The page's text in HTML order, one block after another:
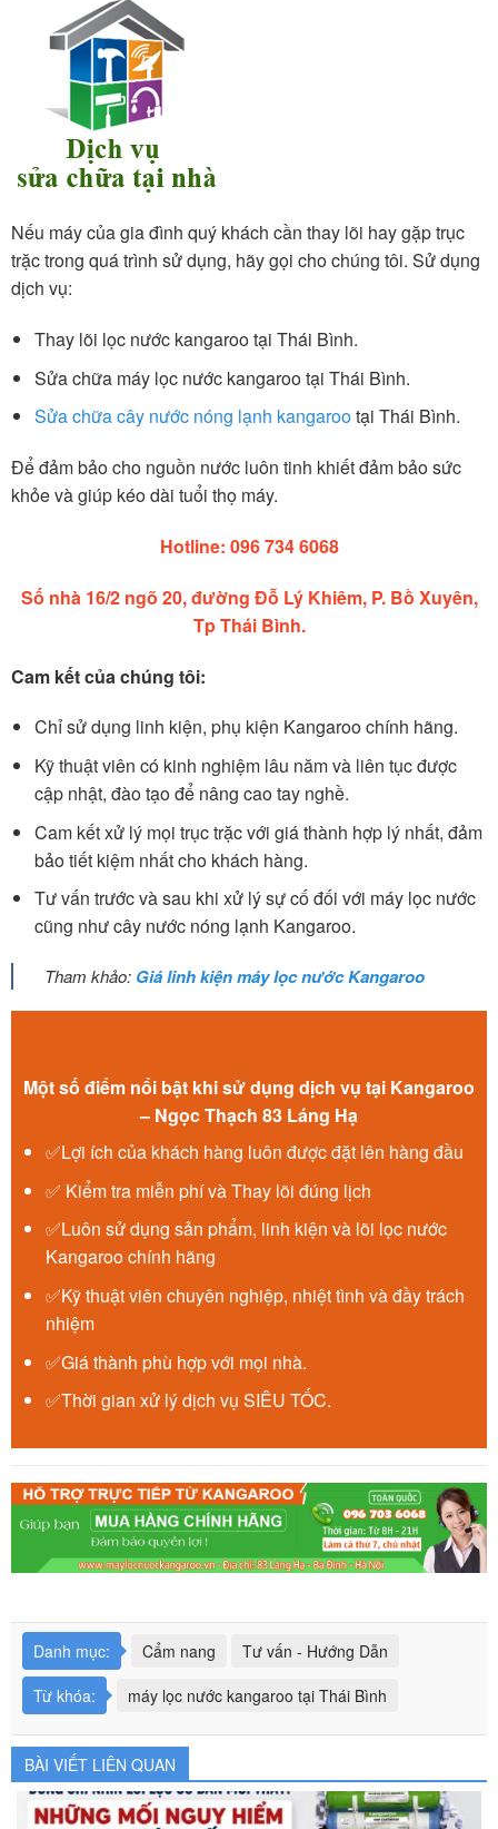
Nếu máy của gia đình quý khách cần thay lõi hay gặp trục
trặc trong quá trình sử dụng, hãy gọi cho chúng tôi. Sử dụng
dịch vụ:
Thay lõi lọc nước kangaroo tại Thái Bình.
Sửa chữa máy lọc nước kangaroo tại Thái Bình.
Sửa chữa cây nước nóng lạnh kangarootại Thái Bình.
Để đảm bảo cho nguồn nước luôn tinh khiết đảm bảo sức
khỏe và giúp kéo dài tuổi thọ máy.
Hotline: 096 734 6068
Số nhà 16/2 ngõ 20, đường Đỗ Lý Khiêm, P. Bồ Xuyên,
Tp Thái Bình.
Cam kết của chúng tôi:
Chỉ sử dụng linh kiện, phụ kiện Kangaroo chính hãng.
Kỹ thuật viên có kinh nghiệm lâu năm và liên tục được
cập nhật, đào tạo để nâng cao tay nghề.
Cam kết xử lý mọi trục trặc với giá thành hợp lý nhất, đảm
bảo tiết kiệm nhất cho khách hàng.
Tư vấn trước và sau khi xử lý sự cố đối với máy lọc nước
cũng như cây nước nóng lạnh Kangaroo.
Tham khảo: Giá linh kiện máy lọc nước Kangaroo
Một số điểm nổi bật khi sử dụng dịch vụ tại Kangaroo
– Ngọc Thạch 83 Láng Hạ
✅Lợi ích của khách hàng luôn được đặt lên hàng đầu
✅ Kiểm tra miễn phí và Thay lõi đúng lịch
✅Luôn sử dụng sản phẩm, linh kiện và lõi lọc nước
Kangaroo chính hãng
✅Kỹ thuật viên chuyên nghiệp, nhiệt tình và đầy trách
nhiệm
✅Giá thành phù hợp với mọi nhà.
✅Thời gian xử lý dịch vụ SIÊU TỐC.
Danh mục: Cẩm nang
Tư vấn - Hướng Dẫn
Từ khóa:
máy lọc nước kangaroo tại Thái Bình
BÀI VIẾT LIÊN QUAN